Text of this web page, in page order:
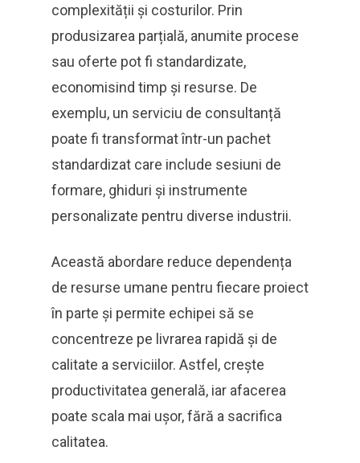
complexității și costurilor. Prin
produsizarea parțială, anumite procese
sau oferte pot fi standardizate,
economisind timp și resurse. De
exemplu, un serviciu de consultanță
poate fi transformat într-un pachet
standardizat care include sesiuni de
formare, ghiduri și instrumente
personalizate pentru diverse industrii.
Această abordare reduce dependența
de resurse umane pentru fiecare proiect
în parte și permite echipei să se
concentreze pe livrarea rapidă și de
calitate a serviciilor. Astfel, crește
productivitatea generală, iar afacerea
poate scala mai ușor, fără a sacrifica
calitatea.